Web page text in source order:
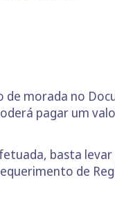
de morada no
pagar um
basta
de